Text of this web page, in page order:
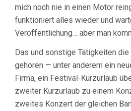
mich noch nie in einen Motor
funktioniert alles wieder und
Veröffentlichung… aber man
Das und sonstige Tätigkeiten
gehören — unter anderem ein
Firma, ein Festival-Kurzurlaub
zweiter Kurzurlaub zu einem
zweites Konzert der gleichen